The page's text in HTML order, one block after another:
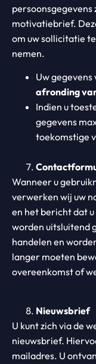
persoonsgegevens
motivatiebrief.
om uw sollicitatie
nemen.
Uw
afronding
Indien u
gegevens
toekomstige
Wanneer u
verwerken wij uw
en het bericht dat
worden uitsluitend
handelen en
langer moeten
overeenkomst of
Nieuwsbrief
U kunt zich via de
nieuwsbrief.
mailadres. U